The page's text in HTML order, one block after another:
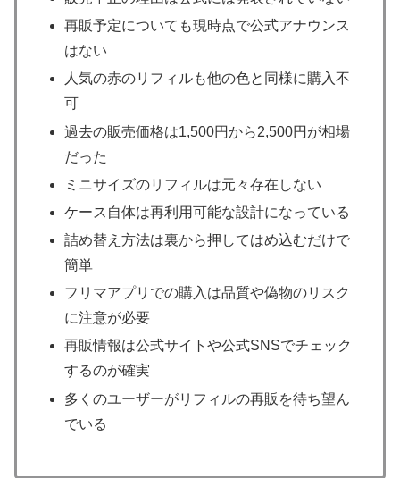
再販予定についても現時点で公式アナウンス
はない
人気の赤のリフィルも他の色と同様に購入不
可
過去の販売価格は1,500円から2,500円が相場
だった
ミニサイズのリフィルは元々存在しない
ケース自体は再利用可能な設計になっている
詰め替え方法は裏から押してはめ込むだけで
簡単
フリマアプリでの購入は品質や偽物のリスク
に注意が必要
再販情報は公式サイトや公式SNSでチェック
するのが確実
多くのユーザーがリフィルの再販を待ち望ん
でいる